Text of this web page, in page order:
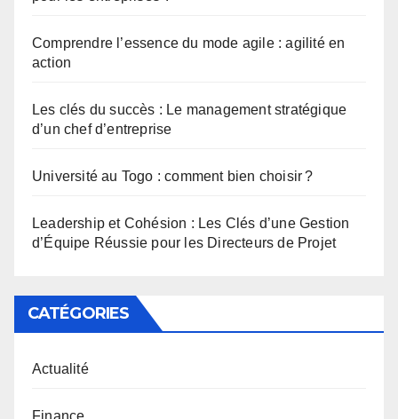
Comprendre l’essence du mode agile : agilité en
action
Les clés du succès : Le management stratégique
d’un chef d’entreprise
Université au Togo : comment bien choisir ?
Leadership et Cohésion : Les Clés d’une Gestion
d’Équipe Réussie pour les Directeurs de Projet
CATÉGORIES
Actualité